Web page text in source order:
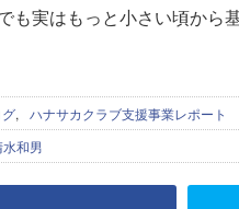
も実はもっと小さい頃から
,
ハナサカクラブ支援事業レポート
水和男